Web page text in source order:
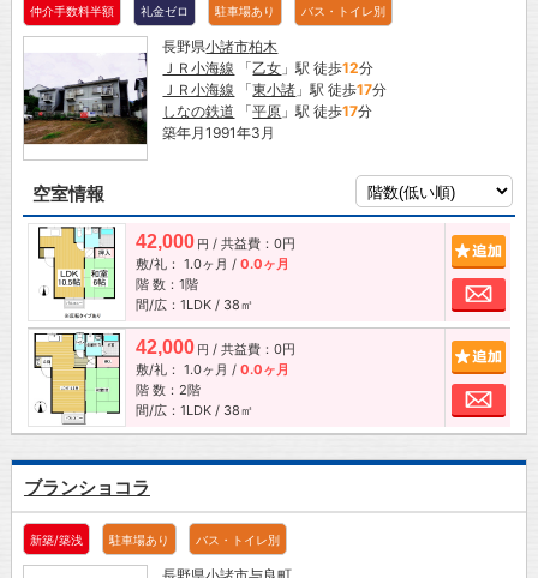
仲介手数料半額 礼金ゼロ 駐車場あり バス・トイレ別
長野県小諸市柏木
ＪＲ小海線 「乙女 」駅 徒歩12分
ＪＲ小海線 「東小諸 」駅 徒歩17分
しなの鉄道 「平原 」駅 徒歩17分
築年月1991年3月
空室情報
42,000 円 / 共益費：0円
敷/礼： 1.0ヶ月 / 0.0ヶ月
階 数：1階
間/広：1LDK / 38㎡
お
42,000 円 / 共益費：0円
敷/礼： 1.0ヶ月 / 0.0ヶ月
階 数：2階
間/広：1LDK / 38㎡
お
ブランショコラ
新築/築浅 駐車場あり バス・トイレ別